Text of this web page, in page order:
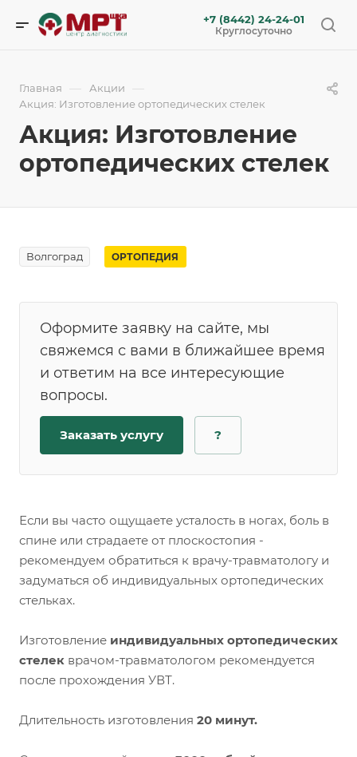
+7 (8442) 24-24-01
Круглосуточно
Главная — Акции —
Акция: Изготовление ортопедических стелек
Акция: Изготовление
ортопедических стелек
Волгоград ОРТОПЕДИЯ
Оформите заявку на сайте, мы
свяжемся с вами в ближайшее время
и ответим на все интересующие
вопросы.
Заказать услугу ?
Если вы часто ощущаете усталость в ногах, боль в
спине или страдаете от плоскостопия -
рекомендуем обратиться к врачу-травматологу и
задуматься об индивидуальных ортопедических
стельках.
Изготовление индивидуальных ортопедических
стелек врачом-травматологом рекомендуется
после прохождения УВТ.
Длительность изготовления 20 минут.